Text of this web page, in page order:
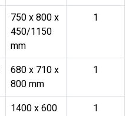
750 x 800 x
450/1150
mm
1
680 x 710 x
800 mm
1
1400 x 600
1